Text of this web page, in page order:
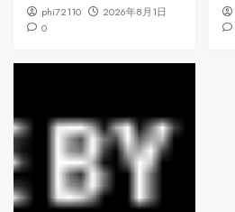
phi72110
2026年8月1日
0